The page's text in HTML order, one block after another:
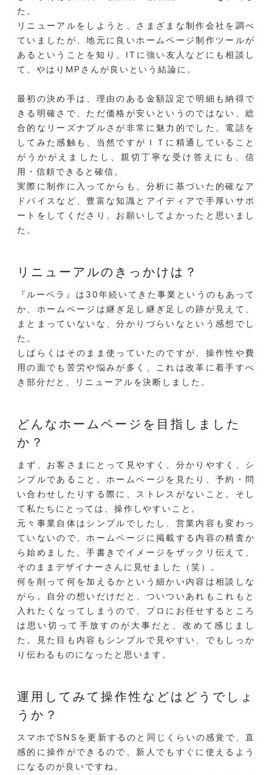
た。
リニューアルをしようと、さまざまな制作会社を調べ
ていましたが、地元に良いホームページ制作ツールが
あるということを知り、ITに強い友人などにも相談し
て、やはりMPさんが良いという結論に。
最初の決め手は、理由のある金額設定で明細も納得で
きる明確さで、ただ価格が安いというのではない、総
合的なリーズナブルさが非常に魅力的でした。電話を
してみた感触も、当然ですがＩＴに精通していること
がうかがえましたし、親切丁寧な受け答えにも、信
用・信頼できると確信。
実際に制作に入ってからも、分析に基づいた的確なア
ドバイスなど、豊富な知識とアイディアで手厚いサポ
ートをしてくださり、お願いしてよかったと思いまし
た。
リニューアルのきっかけは？
『ルーベラ』は30年続いてきた事業というのもあって
か、ホームページは継ぎ足し継ぎ足しの跡が見えて、
まとまっていないな、分かりづらいなという感想でし
た。
しばらくはそのまま使っていたのですが、操作性や費
用の面でも苦労や悩みが多く、これは改革に着手すべ
き部分だと、リニューアルを決断しました。
どんなホームページを目指しました
か？
まず、お客さまにとって見やすく、分かりやすく、シ
ンプルであること。ホームページを見たり、予約・問
い合わせしたりする際に、ストレスがないこと。そし
て私たちにとっては、操作しやすいこと。
元々事業自体はシンプルでしたし、営業内容も変わっ
ていないので、ホームページに掲載する内容の精査か
ら始めました。手書きでイメージをザックリ伝えて、
そのままデザイナーさんに見せました（笑）。
何を削って何を加えるかという細かい内容は相談しな
がら。自分の想いだけだと、ついついあれもこれもと
入れたくなってしまうので、プロにお任せするところ
は思い切って手放すのが大事だと、改めて感じまし
た。見た目も内容もシンプルで見やすい、でもしっか
り伝わるものになったと思います。
運用してみて操作性などはどうでしょ
うか？
スマホでSNSを更新するのと同じくらいの感覚で、直
感的に操作ができるので、新人でもすぐに使えるよう
になるのが良いですね。